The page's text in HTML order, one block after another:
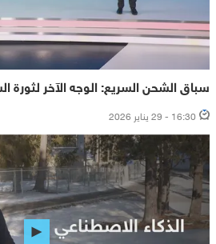
سباق الشحن السريع: الوجه الآخر لثورة
16:30 - 29 يناير 2026